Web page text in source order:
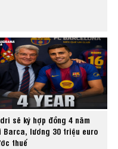
sẽ ký hợp đồng 4 năm
Barca, lương 30 triệu euro
thuế